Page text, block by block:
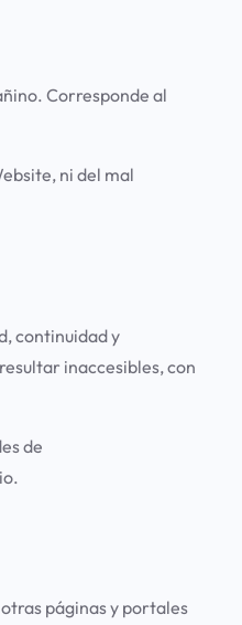
Corresponde al
ni del mal
continuidad y
inaccesibles, con
de
páginas y portales